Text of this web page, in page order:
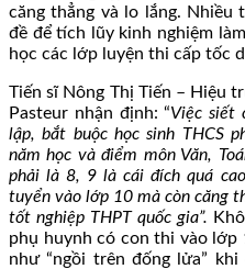
căng thẳng và lo lắng. Nhiều
đề để tích lũy kinh nghiệm
học các lớp luyện thi cấp tốc
Tiến sĩ Nông Thị Tiến – Hiệu
Pasteur nhận định: “Việc siết
lập, bắt buộc học sinh THCS
năm học và điểm môn Văn,
phải là 8, 9 là cái đích quá
tuyển vào lớp 10 mà còn căng
tốt nghiệp THPT quốc gia”.
phụ huynh có con thi vào lớp
như “ngồi trên đống lửa”